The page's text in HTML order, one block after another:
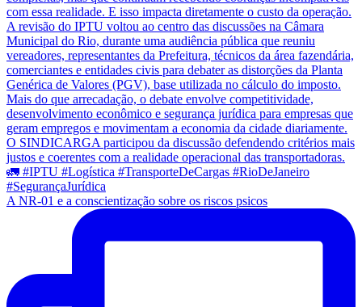
A NR-01 e a conscientização sobre os riscos psicos